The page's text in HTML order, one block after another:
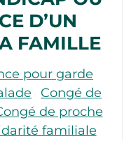
D’UN
FAMILLE
pour garde
Congé de
de proche
familiale